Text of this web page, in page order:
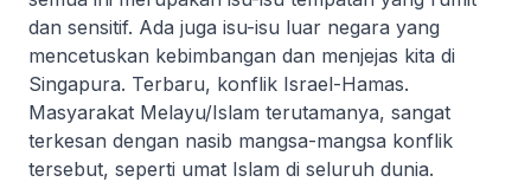
dan sensitif. Ada juga isu-isu luar negara yang
mencetuskan kebimbangan dan menjejas kita di
Singapura. Terbaru, konflik Israel-Hamas.
Masyarakat Melayu/Islam terutamanya, sangat
terkesan dengan nasib mangsa-mangsa konflik
tersebut, seperti umat Islam di seluruh dunia.